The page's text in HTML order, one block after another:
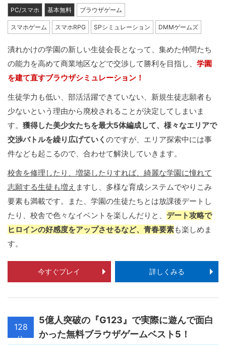
PC/スマホ 基本無料 ブラウザゲーム
スマホゲーム スマホRPG SPシミュレーション DMMゲームズ
潰れかけの学園の新しい生徒会長となって、集めた仲間たち
の能力を高めて商業地区などで交渉して勝利を目指し、 学園
を建て直すブラウザシミュレーション！
生徒学力も低い、部活活躍できていない、新規生徒志願者も
少ないという理由から廃校されることが決定してしまいま
す。 獲得した美少女たちを最大5体編成して、様々なエリアで
交渉バトルを繰り広げていく のですが、エリア探索中には事
件なども起こるので、合わせて解決していきます。
校舎を修理したり、増築したりすれば、綺麗な学園に憧れて
志願する生徒も増え ますし、多様な育成システムでやりこみ
要素も満載です。また、学園の生徒たちとは放課後デートし
たり、校舎で色々なイベントを楽しんだりと、 デート攻略で
ヒロインの好感度をアップさせるなど、青春要素も楽しめま
す。
今すぐプレイ 詳しくみる
128
位
5億人突破の『G123』で実際に遊んで面白
かった無料ブラウザゲームベスト5！